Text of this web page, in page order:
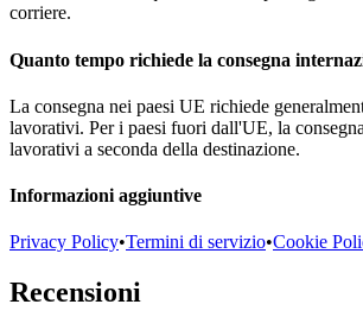
corriere.
Quanto tempo richiede la consegna
La consegna nei paesi UE richiede
lavorativi. Per i paesi fuori dall'UE, la
lavorativi a seconda della destinazione.
Informazioni aggiuntive
Privacy Policy•Termini di servizio•Cookie
Recensioni